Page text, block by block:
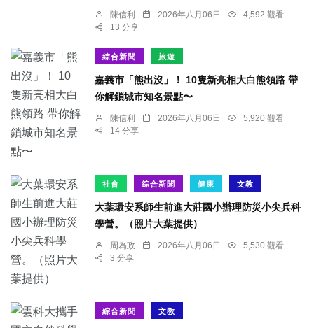
陳信利 2026年八月06日
4,592 觀看
13 分享
綜合新聞 旅遊
嘉義市「熊出沒」！ 10隻新亮相大白熊領路 帶
你解鎖城市知名景點〜
陳信利 2026年八月06日
5,920 觀看
14 分享
社會 綜合新聞 健康 文教
大葉環安系師生前進大莊國小辦理防災小尖兵科
學營。（照片大葉提供）
周為政 2026年八月06日
5,530 觀看
3 分享
綜合新聞 文教